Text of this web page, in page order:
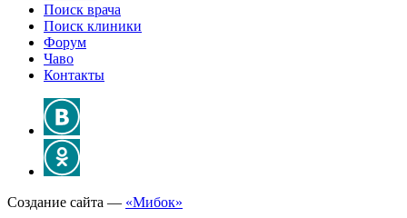
Поиск врача
Поиск клиники
Форум
Чаво
Контакты
Создание сайта — «Мибок»